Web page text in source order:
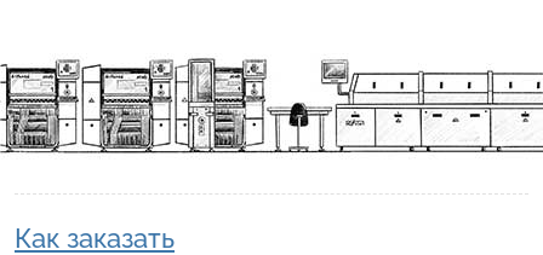
Как заказать